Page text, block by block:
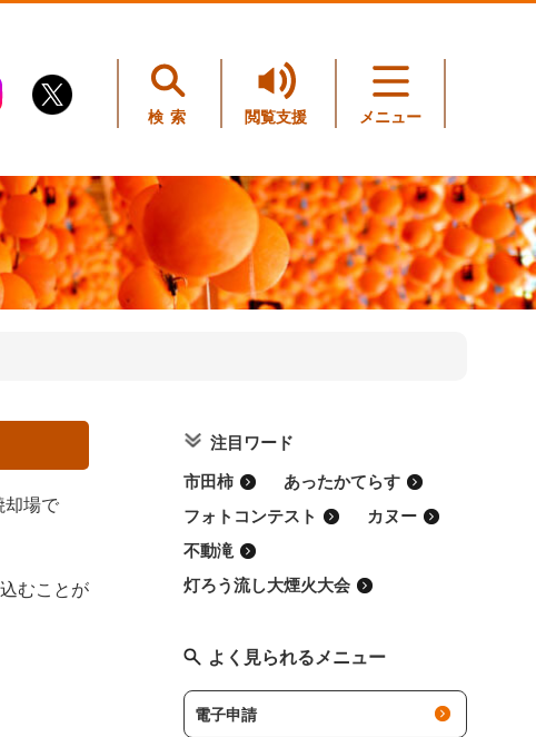
検索 閲覧支援 メニュー
却場で
むことが
注目ワード
市田柿
あったかてらす
フォトコンテスト
カヌー
不動滝
灯ろう流し大煙火大会
よく見られるメニュー
電子申請